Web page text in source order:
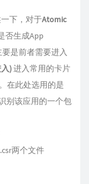
下，对于Atomic
否生成App
是前者需要进入
)进入常用的卡片
在此处选用的是
别该应用的一个包
.csr两个文件